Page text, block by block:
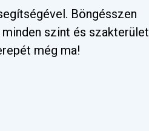
Böngésszen
szint és szakterület
még ma!